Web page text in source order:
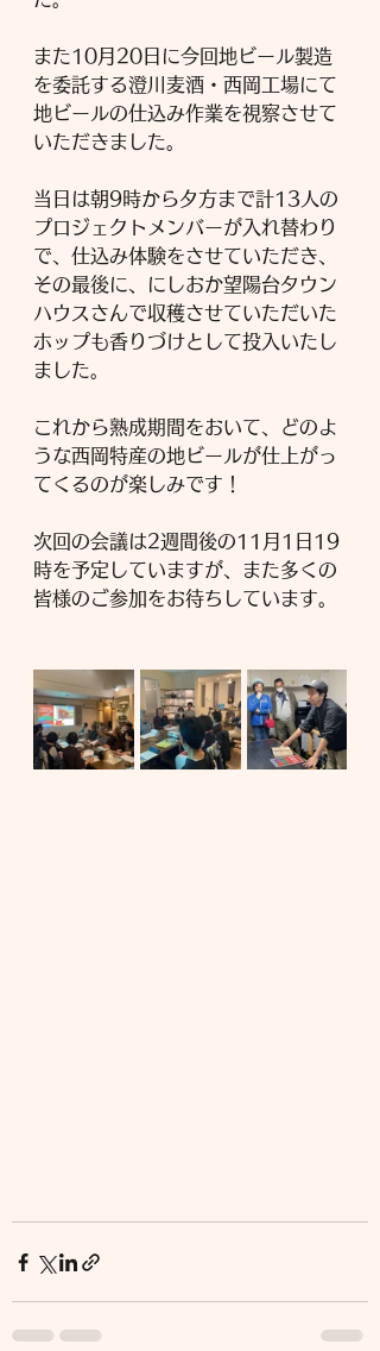
また10月20日に今回地ビール製造
を委託する澄川麦酒・西岡工場にて
地ビールの仕込み作業を視察させて
いただきました。
当日は朝9時から夕方まで計13人の
プロジェクトメンバーが入れ替わり
で、仕込み体験をさせていただき、
その最後に、にしおか望陽台タウン
ハウスさんで収穫させていただいた
ホップも香りづけとして投入いたし
ました。
これから熟成期間をおいて、どのよ
うな西岡特産の地ビールが仕上がっ
てくるのが楽しみです！
次回の会議は2週間後の11月1日19
時を予定していますが、また多くの
皆様のご参加をお待ちしています。